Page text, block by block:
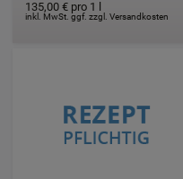
inkl. MwSt. ggf. zzgl. Versandkosten
135,00 € pro 1 l